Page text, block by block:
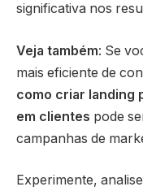
significativa nos
Veja também: Se
mais eficiente de
como criar landing
em clientes pode
campanhas de
Experimente,